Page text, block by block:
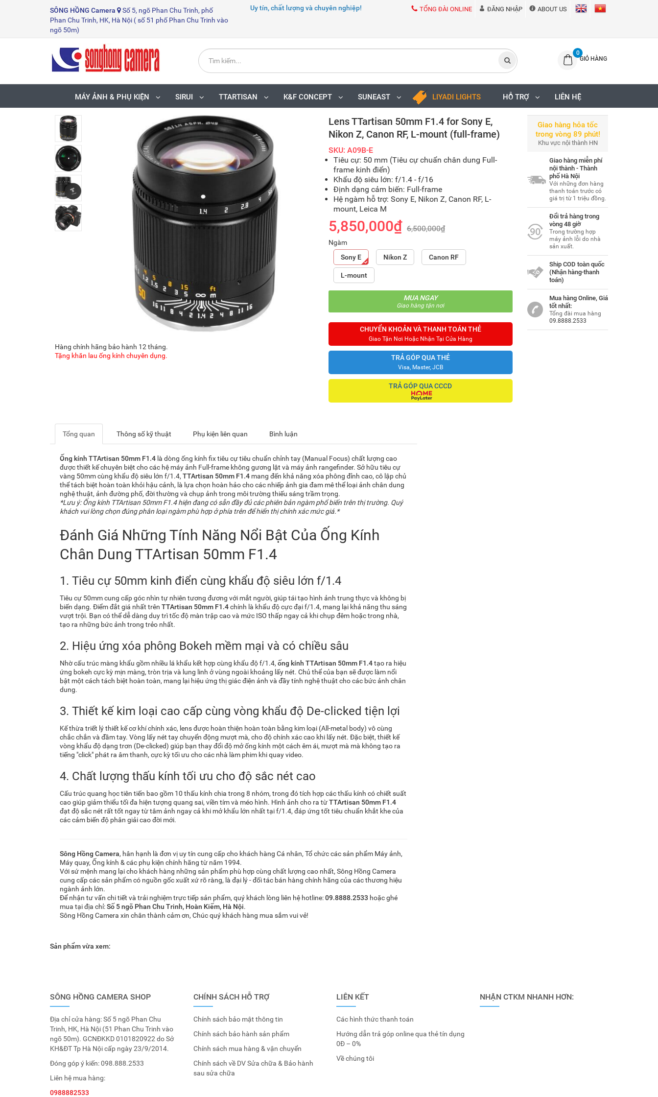
SÔNG HỒNG Camera
Số 5, ngõ Phan Chu Trinh, phố
Phan Chu Trinh, HK, Hà Nội ( số 51 phố Phan Chu Trinh vào
ngõ 50m)
Uy tín, chất lượng và chuyên nghiệp! TỔNG ĐÀI ONLINE ĐĂNG NHẬP ABOUT US
0
GIỎ HÀNG
MÁY ẢNH & PHỤ KIỆN SIRUI TTARTISAN K&F CONCEPT SUNEAST LIYADI LIGHTS HỖ TRỢ LIÊN HỆ
Hàng chính hãng bảo hành 12 tháng.
Tặng khăn lau ống kính chuyên dụng.
Lens TTartisan 50mm F1.4 for Sony E,
Nikon Z, Canon RF, L-mount (full-frame)
SKU: A09B-E
Tiêu cự: 50 mm (Tiêu cự chuẩn chân dung Full-
frame kinh điển)
Khẩu độ siêu lớn: f/1.4 - f/16
Định dạng cảm biến: Full-frame
Hệ ngàm hỗ trợ: Sony E, Nikon Z, Canon RF, L-
mount, Leica M
5,850,000₫ 6,500,000₫
Ngàm
Sony E
Nikon Z Canon RF
L-mount
MUA NGAY
Giao hàng tận nơi
CHUYỂN KHOẢN VÀ THANH TOÁN THẺ
Giao Tận Nơi Hoặc Nhận Tại Cửa Hàng
TRẢ GÓP QUA THẺ
Visa, Master, JCB
TRẢ GÓP QUA CCCD
Giao hàng hỏa tốc
trong vòng 89 phút!
Khu vực nội thành HN
Giao hàng miễn phí
nội thành - Thành
phố Hà Nội
Với những đơn hàng
thanh toán trước có
giá trị từ 1 triệu đồng.
Đổi trả hàng trong
vòng 48 giờ
Trong trường hợp
máy ảnh lỗi do nhà
sản xuất.
Ship COD toàn quốc
(Nhận hàng-thanh
toán)
Mua hàng Online, Giá
tốt nhất:
Tổng đài mua hàng
09.8888.2533
Tổng quan Thông số kỹ thuật Phụ kiện liên quan Bình luận
Ống kính TTArtisan 50mm F1.4 là dòng ống kính fix tiêu cự tiêu chuẩn chỉnh tay (Manual Focus) chất lượng cao
được thiết kế chuyên biệt cho các hệ máy ảnh Full-frame không gương lật và máy ảnh rangefinder. Sở hữu tiêu cự
vàng 50mm cùng khẩu độ siêu lớn f/1.4, TTArtisan 50mm F1.4 mang đến khả năng xóa phông đỉnh cao, cô lập chủ
thể tách biệt hoàn toàn khỏi hậu cảnh, là lựa chọn hoàn hảo cho các nhiếp ảnh gia đam mê thể loại ảnh chân dung
nghệ thuật, ảnh đường phố, đời thường và chụp ảnh trong môi trường thiếu sáng trầm trọng.
*Lưu ý: Ống kính TTArtisan 50mm F1.4 hiện đang có sẵn đầy đủ các phiên bản ngàm phổ biến trên thị trường. Quý
khách vui lòng chọn đúng phân loại ngàm phù hợp ở phía trên để hiển thị chính xác mức giá.*
Đánh Giá Những Tính Năng Nổi Bật Của Ống Kính
Chân Dung TTArtisan 50mm F1.4
1. Tiêu cự 50mm kinh điển cùng khẩu độ siêu lớn f/1.4
Tiêu cự 50mm cung cấp góc nhìn tự nhiên tương đương với mắt người, giúp tái tạo hình ảnh trung thực và không bị
biến dạng. Điểm đắt giá nhất trên TTArtisan 50mm F1.4chính là khẩu độ cực đại f/1.4, mang lại khả năng thu sáng
vượt trội. Bạn có thể dễ dàng duy trì tốc độ màn trập cao và mức ISO thấp ngay cả khi chụp đêm hoặc trong nhà,
tạo ra những bức ảnh trong trẻo nhất.
2. Hiệu ứng xóa phông Bokeh mềm mại và có chiều sâu
Nhờ cấu trúc màng khẩu gồm nhiều lá khẩu kết hợp cùng khẩu độ f/1.4, ống kính TTArtisan 50mm F1.4tạo ra hiệu
ứng bokeh cực kỳ mịn màng, tròn trịa và lung linh ở vùng ngoài khoảng lấy nét. Chủ thể của bạn sẽ được làm nổi
bật một cách tách biệt hoàn toàn, mang lại hiệu ứng thị giác điện ảnh và đầy tính nghệ thuật cho các bức ảnh chân
dung.
3. Thiết kế kim loại cao cấp cùng vòng khẩu độ De-clicked tiện lợi
Kế thừa triết lý thiết kế cơ khí chính xác, lens được hoàn thiện hoàn toàn bằng kim loại (All-metal body) vô cùng
chắc chắn và đầm tay. Vòng lấy nét tay chuyển động mượt mà, cho độ chính xác cao khi lấy nét. Đặc biệt, thiết kế
vòng khẩu độ dạng trơn (De-clicked) giúp bạn thay đổi độ mở ống kính một cách êm ái, mượt mà mà không tạo ra
tiếng "click" phát ra âm thanh, cực kỳ tối ưu cho các nhà làm phim khi quay video.
4. Chất lượng thấu kính tối ưu cho độ sắc nét cao
Cấu trúc quang học tiên tiến bao gồm 10 thấu kính chia trong 8 nhóm, trong đó tích hợp các thấu kính có chiết suất
cao giúp giảm thiểu tối đa hiện tượng quang sai, viền tím và méo hình. Hình ảnh cho ra từTTArtisan 50mm F1.4
đạt độ sắc nét rất tốt ngay từ tâm ảnh ngay cả khi mở khẩu lớn nhất tại f/1.4, đáp ứng tốt tiêu chuẩn khắt khe của
các cảm biến độ phân giải cao đời mới.
Sông Hồng Camera, hân hạnh là đơn vị uy tín cung cấp cho khách hàng Cá nhân, Tổ chức các sản phẩm Máy ảnh,
Máy quay, Ống kính & các phụ kiện chính hãng từ năm 1994.
Với sứ mệnh mang lại cho khách hàng những sản phẩm phù hợp cùng chất lượng cao nhất, Sông Hồng Camera
cung cấp các sản phẩm có nguồn gốc xuất xứ rõ ràng, là đại lý - đối tác bán hàng chính hãng của các thương hiệu
ngành ảnh lớn.
Để nhận tư vấn chi tiết và trải nghiệm trực tiếp sản phẩm, quý khách lòng liên hệ hotline:09.8888.2533 hoặc ghé
mua tại địa chỉ:Số 5 ngõ Phan Chu Trinh, Hoàn Kiếm, Hà Nội.
Sông Hồng Camera xin chân thành cảm ơn, Chúc quý khách hàng mua sắm vui vẻ!
Sản phẩm vừa xem:
SÔNG HỒNG CAMERA SHOP
Địa chỉ cửa hàng: Số 5 ngõ Phan Chu
Trinh, HK, Hà Nội (51 Phan Chu Trinh vào
ngõ 50m). GCNĐKKD 0101820922 do Sở
KH&ĐT Tp Hà Nội cấp ngày 23/9/2014.
Đóng góp ý kiến:098.888.2533
Liên hệ mua hàng:
0988882533
CHÍNH SÁCH HỖ TRỢ
Chính sách bảo mật thông tin
Chính sách bảo hành sản phẩm
Chính sách mua hàng & vận chuyển
Chính sách về DV Sửa chữa & Bảo hành
sau sửa chữa
LIÊN KẾT
Các hình thức thanh toán
Hướng dẫn trả góp online qua thẻ tín dụng
0Đ – 0%
Về chúng tôi
NHẬN CTKM NHANH HƠN: